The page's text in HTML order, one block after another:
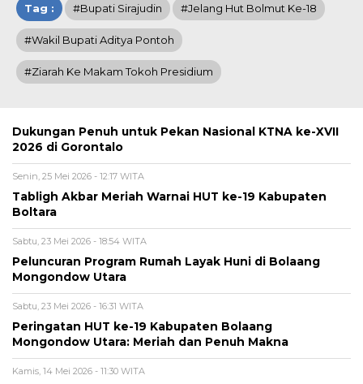
Tag : #Bupati Sirajudin #Jelang Hut Bolmut Ke-18
#Wakil Bupati Aditya Pontoh
#ziarah Ke Makam Tokoh Presidium
Dukungan Penuh untuk Pekan Nasional KTNA ke-XVII
2026 di Gorontalo
Senin, 25 Mei 2026 - 12:17 WITA
Tabligh Akbar Meriah Warnai HUT ke-19 Kabupaten
Boltara
Sabtu, 23 Mei 2026 - 18:54 WITA
Peluncuran Program Rumah Layak Huni di Bolaang
Mongondow Utara
Sabtu, 23 Mei 2026 - 16:31 WITA
Peringatan HUT ke-19 Kabupaten Bolaang
Mongondow Utara: Meriah dan Penuh Makna
Kamis, 14 Mei 2026 - 11:30 WITA